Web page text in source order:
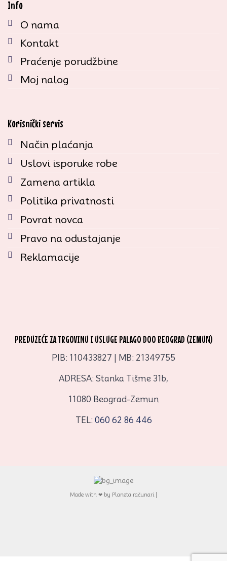
Info
O nama
Kontakt
Praćenje porudžbine
Moj nalog
Korisnički servis
Način plaćanja
Uslovi isporuke robe
Zamena artikla
Politika privatnosti
Povrat novca
Pravo na odustajanje
Reklamacije
PREDUZEĆE ZA TRGOVINU I USLUGE PALAGO DOO BEOGRAD (ZEMUN)
PIB: 110433827 | MB: 21349755
ADRESA: Stanka Tišme 31b,
11080 Beograd-Zemun
TEL: 060 62 86 446
Made with ❤ by Planeta računari |